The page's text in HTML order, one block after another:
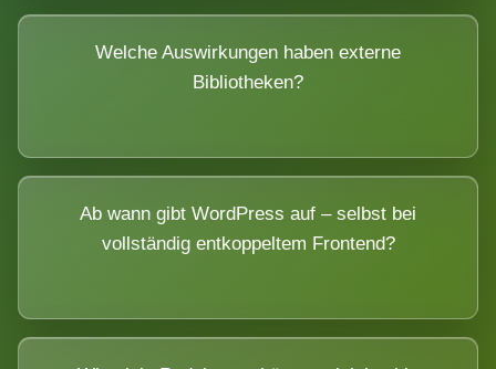
Welche Auswirkungen haben externe
Bibliotheken?
Ab wann gibt WordPress auf – selbst bei
vollständig entkoppeltem Frontend?